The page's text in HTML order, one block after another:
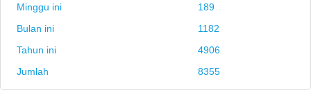
Minggu ini
189
Bulan ini
1182
Tahun ini
4906
Jumlah
8355